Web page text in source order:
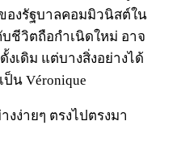
องรัฐบาลคอมมิวนิสต์ใน
บชีวิตถือกำเนิดใหม่ อาจ
เดิม แต่บางสิ่งอย่างได้
ป็น Véronique
งง่ายๆ ตรงไปตรงมา